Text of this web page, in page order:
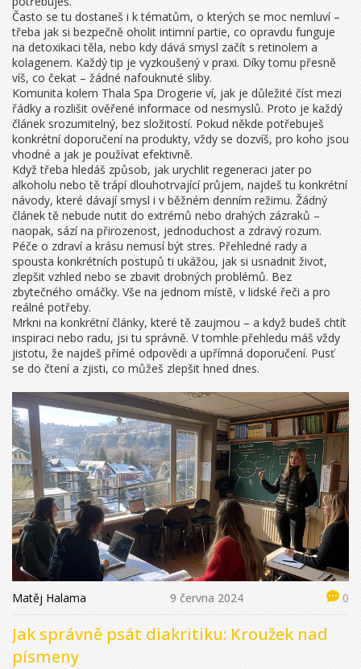
Často se tu dostaneš i k tématům, o kterých se moc nemluví –
třeba jak si bezpečně oholit intimní partie, co opravdu funguje
na detoxikaci těla, nebo kdy dává smysl začít s retinolem a
kolagenem. Každý tip je vyzkoušený v praxi. Díky tomu přesně
víš, co čekat – žádné nafouknuté sliby.
Komunita kolem Thala Spa Drogerie ví, jak je důležité číst mezi
řádky a rozlišit ověřené informace od nesmyslů. Proto je každý
článek srozumitelný, bez složitostí. Pokud někde potřebuješ
konkrétní doporučení na produkty, vždy se dozvíš, pro koho jsou
vhodné a jak je používat efektivně.
Když třeba hledáš způsob, jak urychlit regeneraci jater po
alkoholu nebo tě trápí dlouhotrvající průjem, najdeš tu konkrétní
návody, které dávají smysl i v běžném denním režimu. Žádný
článek tě nebude nutit do extrémů nebo drahých zázraků –
naopak, sází na přirozenost, jednoduchost a zdravý rozum.
Péče o zdraví a krásu nemusí být stres. Přehledné rady a
spousta konkrétních postupů ti ukážou, jak si usnadnit život,
zlepšit vzhled nebo se zbavit drobných problémů. Bez
zbytečného omáčky. Vše na jednom místě, v lidské řeči a pro
reálné potřeby.
Mrkni na konkrétní články, které tě zaujmou – a když budeš chtít
inspiraci nebo radu, jsi tu správně. V tomhle přehledu máš vždy
jistotu, že najdeš přímé odpovědi a upřímná doporučení. Pusť
se do čtení a zjisti, co můžeš zlepšit hned dnes.
Matěj Halama 9 června 2024 0
Jak správně psát diakritiku: Kroužek nad
písmeny